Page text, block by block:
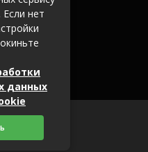
нет
данных